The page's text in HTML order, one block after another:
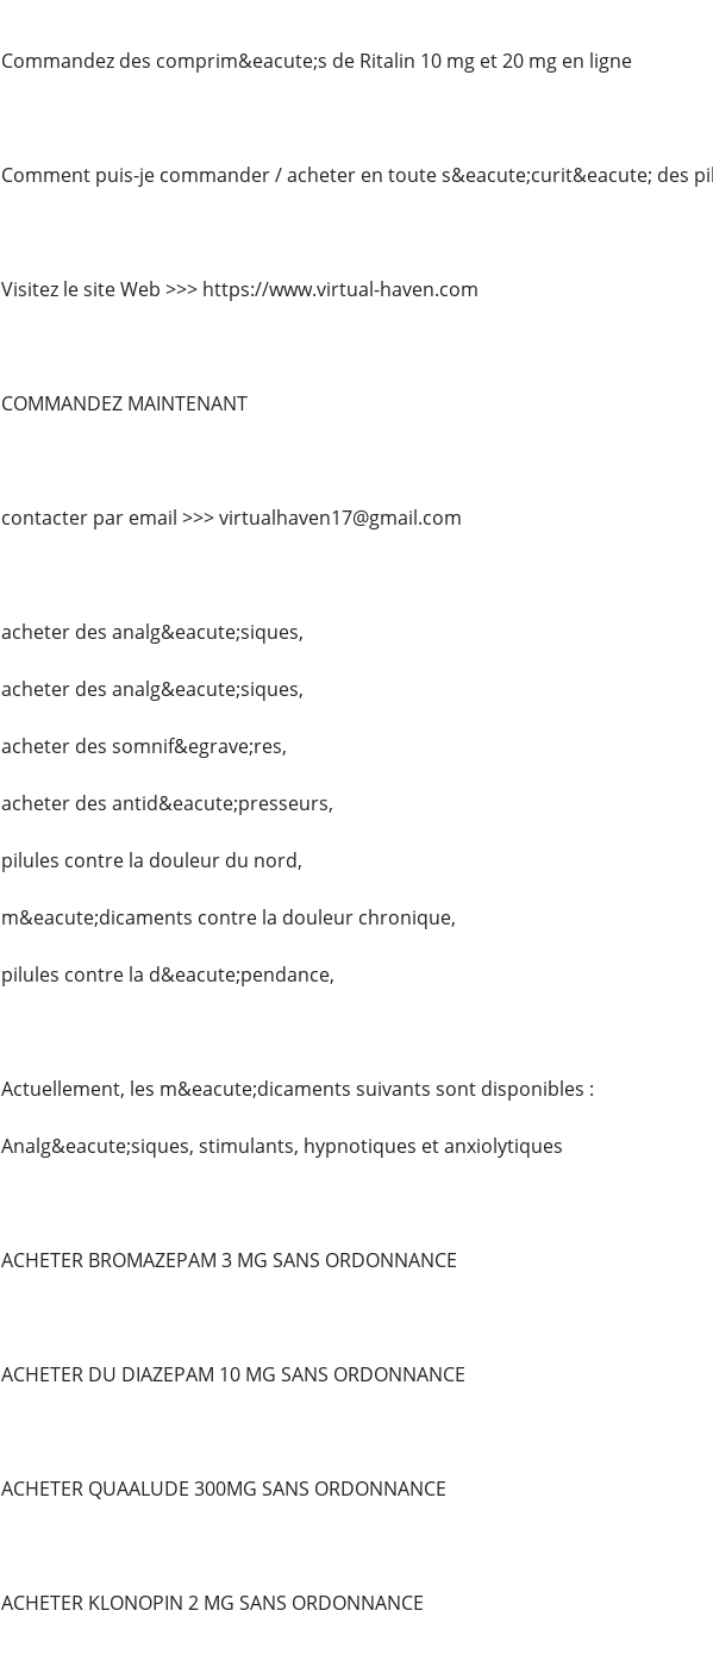
Commandez des comprim&eacute;s de Ritalin 10 mg et 20 mg en ligne
Comment puis-je commander / acheter en toute s&eacute;curit&eacute; des
Visitez le site Web >>> https://www.virtual-haven.com
COMMANDEZ MAINTENANT
contacter par email >>> virtualhaven17@gmail.com
acheter des analg&eacute;siques,
acheter des analg&eacute;siques,
acheter des somnif&egrave;res,
acheter des antid&eacute;presseurs,
pilules contre la douleur du nord,
m&eacute;dicaments contre la douleur chronique,
pilules contre la d&eacute;pendance,
Actuellement, les m&eacute;dicaments suivants sont disponibles :
Analg&eacute;siques, stimulants, hypnotiques et anxiolytiques
ACHETER BROMAZEPAM 3 MG SANS ORDONNANCE
ACHETER DU DIAZEPAM 10 MG SANS ORDONNANCE
ACHETER QUAALUDE 300MG SANS ORDONNANCE
ACHETER KLONOPIN 2 MG SANS ORDONNANCE